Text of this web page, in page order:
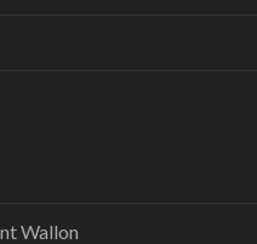
Wallon